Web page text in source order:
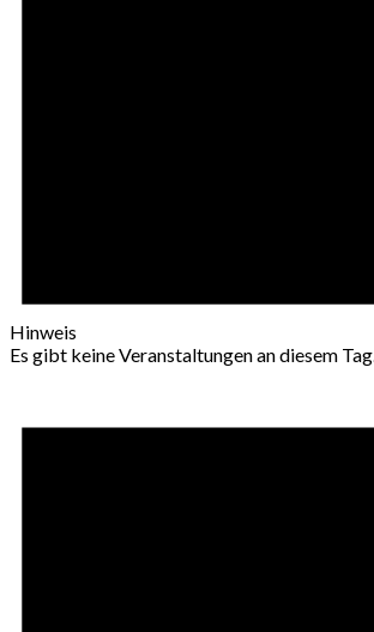
Hinweis
Es gibt keine Veranstaltungen an diesem Tag.